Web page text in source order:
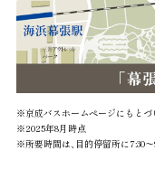
※京成バスホームページにもとづ
※2025年8月時点
※所要時間は、目的停留所に7:30